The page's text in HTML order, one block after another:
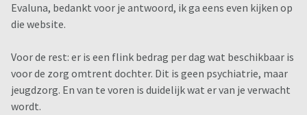
Evaluna, bedankt voor je antwoord, ik ga eens even kijken op
die website.
Voor de rest: er is een flink bedrag per dag wat beschikbaar is
voor de zorg omtrent dochter. Dit is geen psychiatrie, maar
jeugdzorg. En van te voren is duidelijk wat er van je verwacht
wordt.